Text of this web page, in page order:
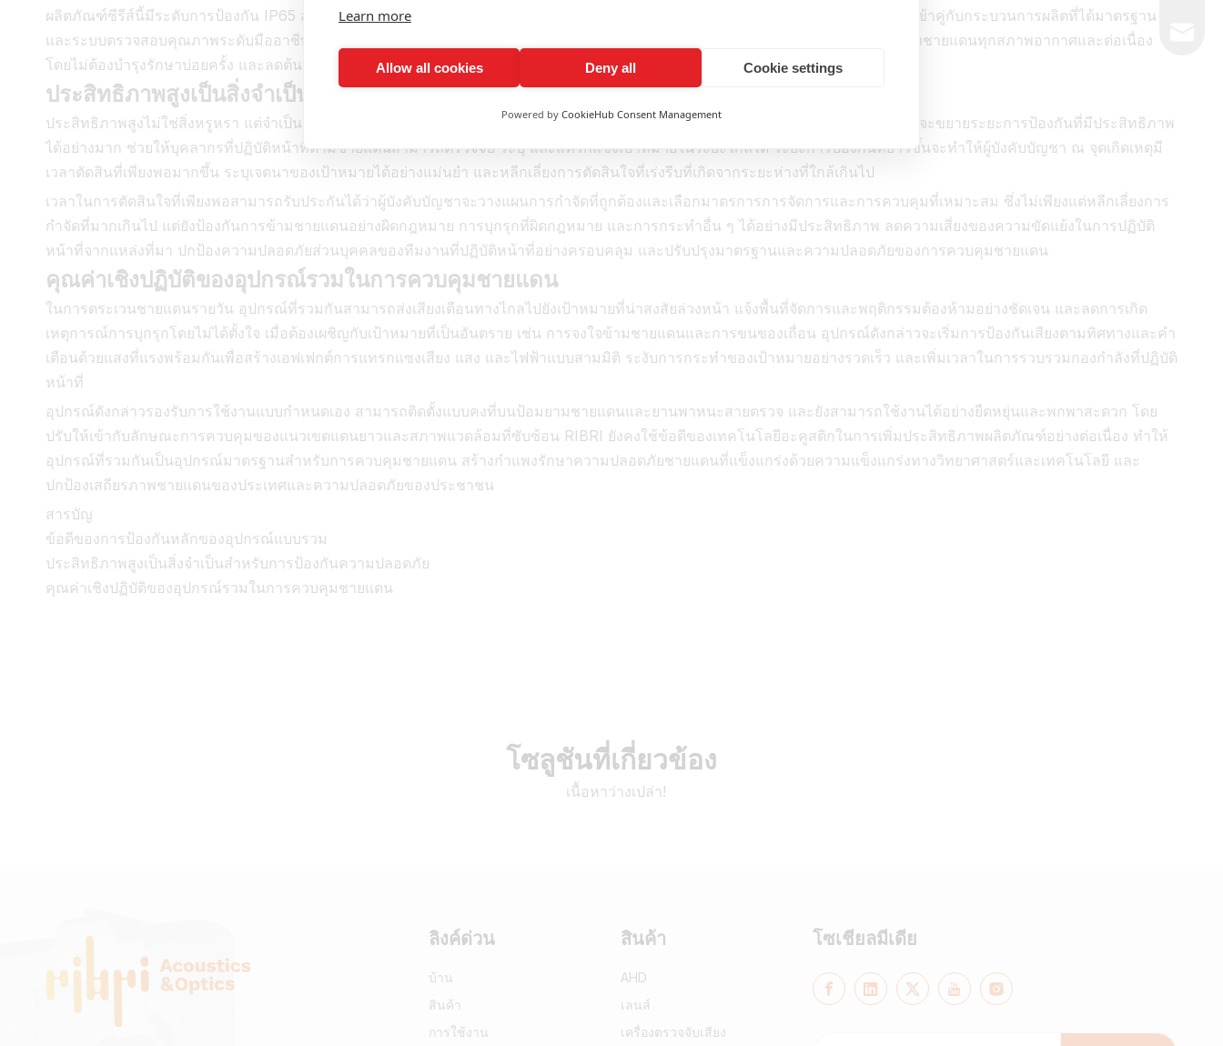
Learn more
Allow all cookies Deny all Cookie settings
Powered by CookieHub Consent Management
ผลิตภัณฑ์ซีรีส์นี้มีระดับการป้องกัน IP65 สามารถปรับให้เข้ากับสภาพแวดล้อมกลางแจ้งที่รุนแรง เช่น ทราย ฝน หิมะ อุณหภูมิสูงและต่ำ และเข้าคู่กับกระบวนการผลิตที่ได้มาตรฐาน
และระบบตรวจสอบคุณภาพระดับมืออาชีพ ทำงานได้อย่างเสถียรและเชื่อถือได้เป็นเวลานาน ตอบสนองความต้องการด้านการปฏิบัติหน้าที่ของชายแดนทุกสภาพอากาศและต่อเนื่อง
โดยไม่ต้องบำรุงรักษาบ่อยครั้ง และลดต้นทุนการใช้งานในระยะยาวของการควบคุมชายแดน
ประสิทธิภาพสูงเป็นสิ่งจำเป็นสำหรับการป้องกันความปลอดภัย
ประสิทธิภาพสูงไม่ใช่สิ่งหรูหรา แต่จำเป็นสำหรับการป้องกันความปลอดภัยชายแดน ด้วยการออกแบบที่มีประสิทธิภาพสูง อุปกรณ์รวม RIBRI จะขยายระยะการป้องกันที่มีประสิทธิภาพ
ได้อย่างมาก ช่วยให้บุคลากรที่ปฏิบัติหน้าที่ตามชายแดนสามารถตรวจจับ ระบุ และแทรกแซงเป้าหมายในระยะไกลได้ ระยะการป้องกันที่ยาวขึ้นจะทำให้ผู้บังคับบัญชา ณ จุดเกิดเหตุมี
เวลาตัดสินที่เพียงพอมากขึ้น ระบุเจตนาของเป้าหมายได้อย่างแม่นยำ และหลีกเลี่ยงการตัดสินใจที่เร่งรีบที่เกิดจากระยะห่างที่ใกล้เกินไป
เวลาในการตัดสินใจที่เพียงพอสามารถรับประกันได้ว่าผู้บังคับบัญชาจะวางแผนการกำจัดที่ถูกต้องและเลือกมาตรการการจัดการและการควบคุมที่เหมาะสม ซึ่งไม่เพียงแต่หลีกเลี่ยงการ
กำจัดที่มากเกินไป แต่ยังป้องกันการข้ามชายแดนอย่างผิดกฎหมาย การบุกรุกที่ผิดกฎหมาย และการกระทำอื่น ๆ ได้อย่างมีประสิทธิภาพ ลดความเสี่ยงของความขัดแย้งในการปฏิบัติ
หน้าที่จากแหล่งที่มา ปกป้องความปลอดภัยส่วนบุคคลของทีมงานที่ปฏิบัติหน้าที่อย่างครอบคลุม และปรับปรุงมาตรฐานและความปลอดภัยของการควบคุมชายแดน
คุณค่าเชิงปฏิบัติของอุปกรณ์รวมในการควบคุมชายแดน
ในการตระเวนชายแดนรายวัน อุปกรณ์ที่รวมกันสามารถส่งเสียงเตือนทางไกลไปยังเป้าหมายที่น่าสงสัยล่วงหน้า แจ้งพื้นที่จัดการและพฤติกรรมต้องห้ามอย่างชัดเจน และลดการเกิด
เหตุการณ์การบุกรุกโดยไม่ได้ตั้งใจ เมื่อต้องเผชิญกับเป้าหมายที่เป็นอันตราย เช่น การจงใจข้ามชายแดนและการขนของเถื่อน อุปกรณ์ดังกล่าวจะเริ่มการป้องกันเสียงตามทิศทางและคำ
เตือนด้วยแสงที่แรงพร้อมกันเพื่อสร้างเอฟเฟกต์การแทรกแซงเสียง แสง และไฟฟ้าแบบสามมิติ ระงับการกระทำของเป้าหมายอย่างรวดเร็ว และเพิ่มเวลาในการรวบรวมกองกำลังที่ปฏิบัติ
หน้าที่
อุปกรณ์ดังกล่าวรองรับการใช้งานแบบกำหนดเอง สามารถติดตั้งแบบคงที่บนป้อมยามชายแดนและยานพาหนะสายตรวจ และยังสามารถใช้งานได้อย่างยืดหยุ่นและพกพาสะดวก โดย
ปรับให้เข้ากับลักษณะการควบคุมของแนวเขตแดนยาวและสภาพแวดล้อมที่ซับซ้อน RIBRI ยังคงใช้ข้อดีของเทคโนโลยีอะคูสติกในการเพิ่มประสิทธิภาพผลิตภัณฑ์อย่างต่อเนื่อง ทำให้
อุปกรณ์ที่รวมกันเป็นอุปกรณ์มาตรฐานสำหรับการควบคุมชายแดน สร้างกำแพงรักษาความปลอดภัยชายแดนที่แข็งแกร่งด้วยความแข็งแกร่งทางวิทยาศาสตร์และเทคโนโลยี และ
ปกป้องเสถียรภาพชายแดนของประเทศและความปลอดภัยของประชาชน
สารบัญ
ข้อดีของการป้องกันหลักของอุปกรณ์แบบรวม
ประสิทธิภาพสูงเป็นสิ่งจำเป็นสำหรับการป้องกันความปลอดภัย
คุณค่าเชิงปฏิบัติของอุปกรณ์รวมในการควบคุมชายแดน
โซลูชันที่เกี่ยวข้อง
เนื้อหาว่างเปล่า!
ลิงค์ด่วน
บ้าน
สินค้า
การใช้งาน
สินค้า
AHD
เลนส์
เครื่องตรวจจับเสียง
โซเชียลมีเดีย